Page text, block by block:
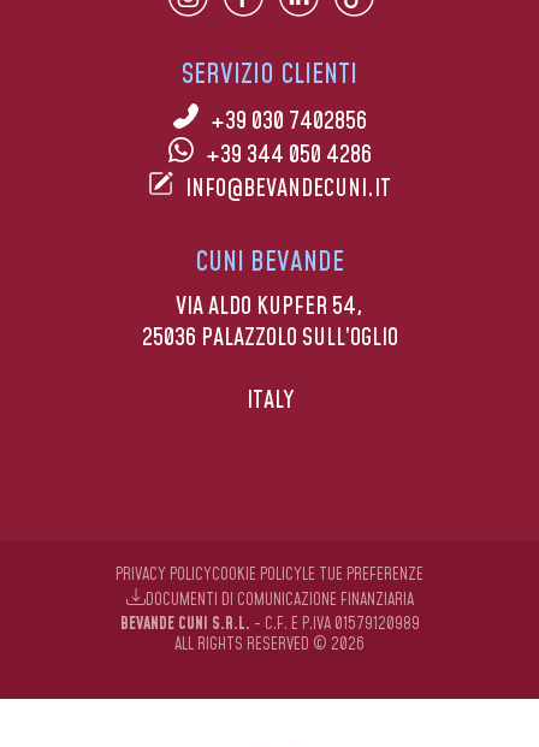
SERVIZIO CLIENTI
+39 030 7402856
+39 344 050 4286
INFO@BEVANDECUNI.IT
CUNI BEVANDE
VIA ALDO KUPFER 54,
25036 PALAZZOLO SULL’OGLIO
ITALY
BEVANDE CUNI S.R.L. - C.F. E P.IVA 01579120989
ALL RIGHTS RESERVED © 2026
PRIVACY POLICYCOOKIE POLICYLE TUE PREFERENZE
DOCUMENTI DI COMUNICAZIONE FINANZIARIA